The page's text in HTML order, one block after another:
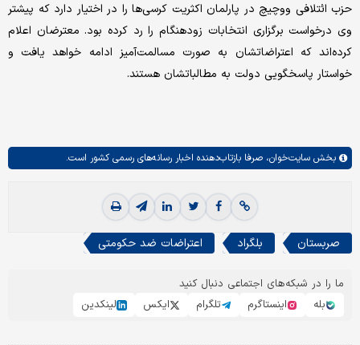
حزب ائتلافی ووچیچ در پارلمان اکثریت کرسی‌ها را در اختیار دارد که پیشتر
وی درخواست برگزاری انتخابات زودهنگام را رد کرده بود. معترضان اعلام
کرده‌اند که اعتراضاتشان به صورت مسالمت‌آمیز ادامه خواهد یافت و
خواستار پاسخگویی دولت به مطالباتشان هستند.
بخش سایت‌خوان، صرفا بازتاب‌دهنده اخبار رسانه‌های رسمی کشور است.
صربستان بلگراد اعتراضات ضد حکومتی
ما را در شبکه‌های اجتماعی دنبال کنید
بله
اینستاگرم تلگرام ایکس لینکدین